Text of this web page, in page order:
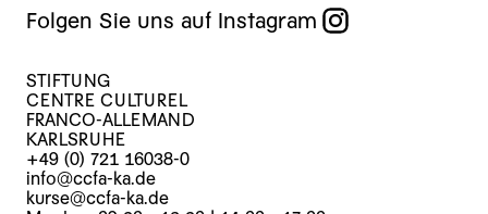
Folgen Sie uns auf Instagram
STIFTUNG
CENTRE CULTUREL
FRANCO-ALLEMAND
KARLSRUHE
+49 (0) 721 16038-0
info@ccfa-ka.de
kurse@ccfa-ka.de